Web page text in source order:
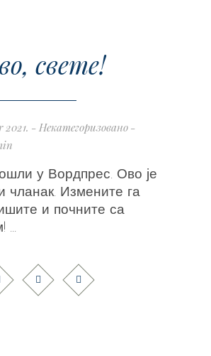
свете!
2021.
Некатегоризовано
у Вордпрес. Ово је
чланак. Измените га
и почните са